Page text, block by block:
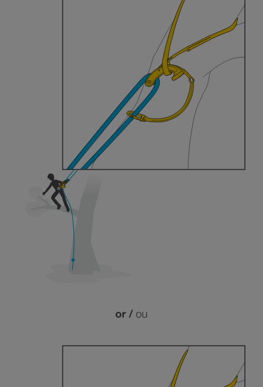
capire queste ulteriori informazioni.
La padronanza di queste tecniche richiede una
formazione ed un addestramento specifico.
Verificate con un professionista la vostra
capacità di rifare la manovra, da soli, in piena
sicurezza, prima di riprodurla autonomamente.
Forniamo esempi di tecniche relative alla vostra
attività. Ne possono esistere altre che non
vengono qui descritte.